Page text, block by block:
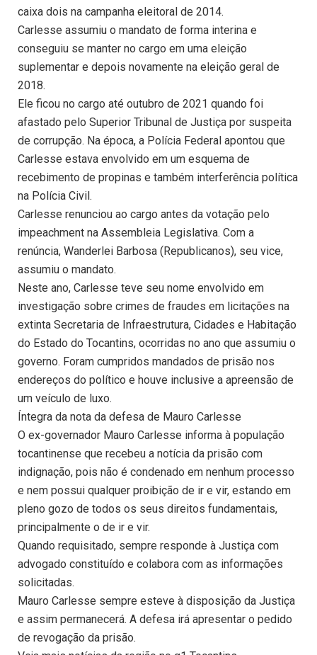
caixa dois na campanha eleitoral de 2014.
Carlesse assumiu o mandato de forma interina e
conseguiu se manter no cargo em uma eleição
suplementar e depois novamente na eleição geral de
2018.
Ele ficou no cargo até outubro de 2021 quando foi
afastado pelo Superior Tribunal de Justiça por suspeita
de corrupção. Na época, a Polícia Federal apontou que
Carlesse estava envolvido em um esquema de
recebimento de propinas e também interferência política
na Polícia Civil.
Carlesse renunciou ao cargo antes da votação pelo
impeachment na Assembleia Legislativa. Com a
renúncia, Wanderlei Barbosa (Republicanos), seu vice,
assumiu o mandato.
Neste ano, Carlesse teve seu nome envolvido em
investigação sobre crimes de fraudes em licitações na
extinta Secretaria de Infraestrutura, Cidades e Habitação
do Estado do Tocantins, ocorridas no ano que assumiu o
governo. Foram cumpridos mandados de prisão nos
endereços do político e houve inclusive a apreensão de
um veículo de luxo.
Íntegra da nota da defesa de Mauro Carlesse
O ex-governador Mauro Carlesse informa à população
tocantinense que recebeu a notícia da prisão com
indignação, pois não é condenado em nenhum processo
e nem possui qualquer proibição de ir e vir, estando em
pleno gozo de todos os seus direitos fundamentais,
principalmente o de ir e vir.
Quando requisitado, sempre responde à Justiça com
advogado constituído e colabora com as informações
solicitadas.
Mauro Carlesse sempre esteve à disposição da Justiça
e assim permanecerá. A defesa irá apresentar o pedido
de revogação da prisão.